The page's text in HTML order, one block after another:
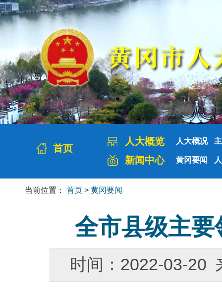
首页
人大概览 人大概况
新闻中心 黄冈要闻
当前位置： 首页 > 黄冈要闻
全市县级主
时间：2022-03-